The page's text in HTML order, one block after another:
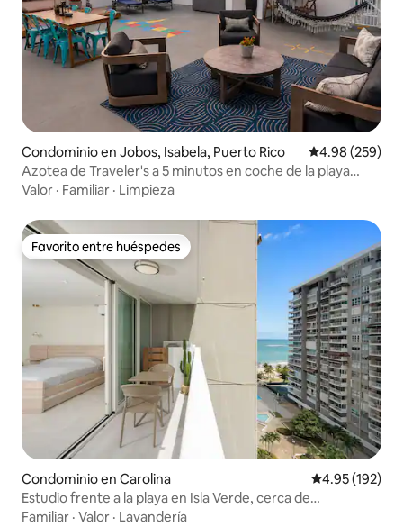
Condominio en Jobos, Isabela, Puerto Rico Calificación
4.98 (259)
Azotea de Traveler's a 5 minutos en coche de la playa
playa de Jobos
Valor · Familiar · Limpieza
Favorito entre huéspedes
Favorito entre huéspedes
Condominio en Carolina Calificación
4.95 (192)
Estudio frente a la playa en Isla Verde, cerca de
restaurantes y bares
Familiar · Valor · Lavandería